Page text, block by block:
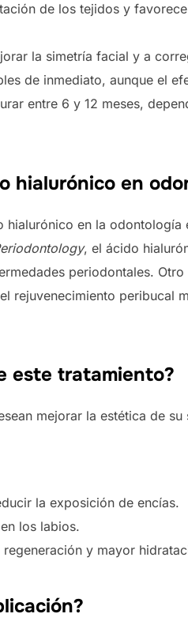
de los tejidos y
la simetría facial y a
de inmediato, aunque el
entre 6 y 12 meses,
hialurónico en
en la odontología
, el ácido
periodontales.
rejuvenecimiento peribucal
este tratamiento?
mejorar la estética de
la exposición de encías.
los labios.
y mayor